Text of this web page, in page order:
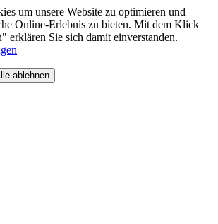
um unsere Website zu optimieren und
Online-Erlebnis zu bieten. Mit dem Klick
erklären Sie sich damit einverstanden.
ablehnen